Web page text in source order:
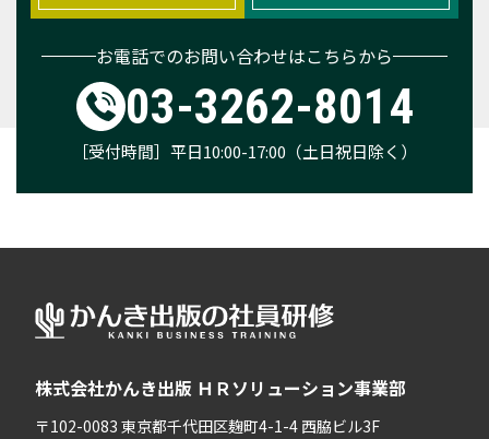
お電話でのお問い合わせはこちらから
03-3262-8014
［受付時間］平日10:00-17:00（土日祝日除く）
株式会社かんき出版 ＨＲソリューション事業部
〒102-0083 東京都千代田区麹町4-1-4 西脇ビル3F